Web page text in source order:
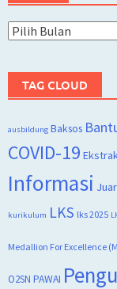
Arsip
TAG CLOUD
ausbildung Baksos
COVID-19
Informasi
kurikulum LKS lks 2025
Medallion For Excellence
O2SN PAWAI